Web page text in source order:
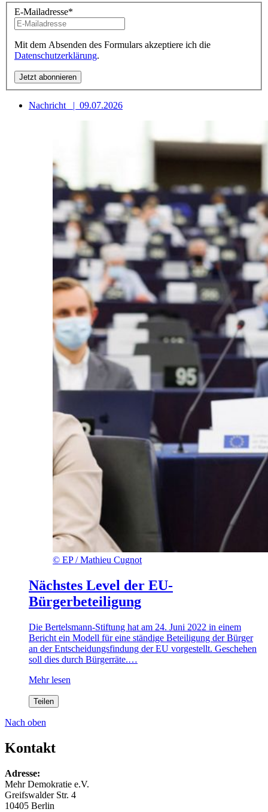
E-Mailadresse*
Mit dem Absenden des Formulars akzeptiere ich die
Datenschutzerklärung.
Nachricht | 09.07.2026
© EP / Mathieu Cugnot
Nächstes Level der EU-
Bürgerbeteiligung
Die Bertelsmann-Stiftung hat am 24. Juni 2022 in einem
Bericht ein Modell für eine ständige Beteiligung der Bürger
an der Entscheidungsfindung der EU vorgestellt. Geschehen
soll dies durch Bürgerräte.…
Mehr lesen
Teilen
Nach oben
Kontakt
Adresse:
Mehr Demokratie e.V.
Greifswalder Str. 4
10405 Berlin